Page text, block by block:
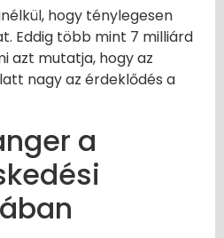
hogy ténylegesen
Eddig több mint 7 milliárd
azt mutatja, hogy az
nagy az érdeklődés a
a